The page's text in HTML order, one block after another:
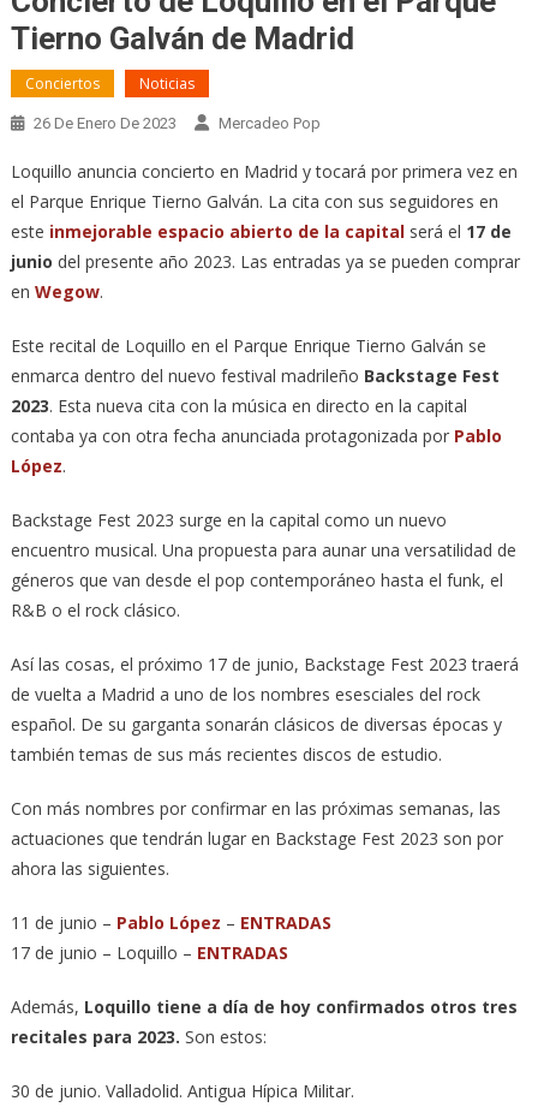
Tierno Galván de Madrid
Conciertos Noticias
26 De Enero De 2023 Mercadeo Pop
Loquillo anuncia concierto en Madrid y tocará por primera vez en
el Parque Enrique Tierno Galván. La cita con sus seguidores en
este inmejorable espacio abierto de la capitalserá el 17 de
junio del presente año 2023. Las entradas ya se pueden comprar
en Wegow.
Este recital de Loquillo en el Parque Enrique Tierno Galván se
enmarca dentro del nuevo festival madrileño Backstage Fest
2023. Esta nueva cita con la música en directo en la capital
contaba ya con otra fecha anunciada protagonizada por Pablo
López.
Backstage Fest 2023 surge en la capital como un nuevo
encuentro musical. Una propuesta para aunar una versatilidad de
géneros que van desde el pop contemporáneo hasta el funk, el
R&B o el rock clásico.
Así las cosas, el próximo 17 de junio, Backstage Fest 2023 traerá
de vuelta a Madrid a uno de los nombres esesciales del rock
español. De su garganta sonarán clásicos de diversas épocas y
también temas de sus más recientes discos de estudio.
Con más nombres por confirmar en las próximas semanas, las
actuaciones que tendrán lugar en Backstage Fest 2023 son por
ahora las siguientes.
11 de junio – Pablo López – ENTRADAS
17 de junio – Loquillo – ENTRADAS
Además, Loquillo tiene a día de hoy confirmados otros tres
recitales para 2023. Son estos:
30 de junio. Valladolid. Antigua Hípica Militar.